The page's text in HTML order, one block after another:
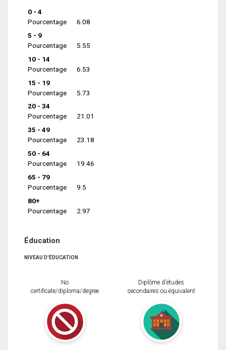
0 - 4
Pourcentage
6.08
5 - 9
Pourcentage
5.55
10 - 14
Pourcentage
6.53
15 - 19
Pourcentage
5.73
20 - 34
Pourcentage
21.01
35 - 49
Pourcentage
23.18
50 - 64
Pourcentage
19.46
65 - 79
Pourcentage
9.5
80+
Pourcentage
2.97
Éducation
NIVEAU D'ÉDUCATION
No
certificate/diploma/degree
Diplôme d'études
secondaires ou équivalent